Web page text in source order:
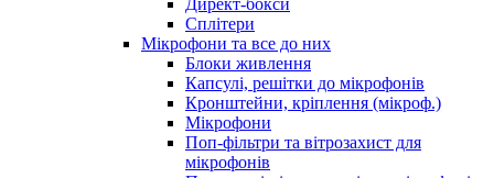
Директ-бокси
Сплітери
Мікрофони та все до них
Блоки живлення
Капсулі, решітки до мікрофонів
Кронштейни, кріплення (мікроф.)
Мікрофони
Поп-фільтри та вітрозахист для
мікрофонів